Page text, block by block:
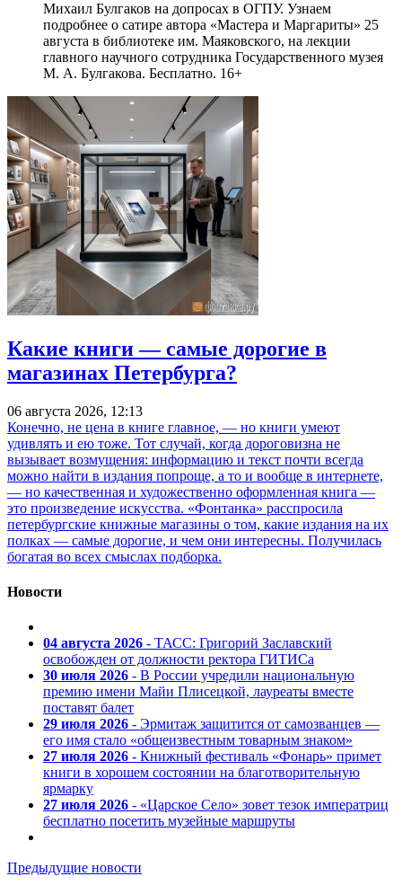
Михаил Булгаков на допросах в ОГПУ. Узнаем
подробнее о сатире автора «Мастера и Маргариты» 25
августа в библиотеке им. Маяковского, на лекции
главного научного сотрудника Государственного музея
М. А. Булгакова. Бесплатно. 16+
Какие книги — самые дорогие в
магазинах Петербурга?
06 августа 2026, 12:13
Конечно, не цена в книге главное, — но книги умеют
удивлять и ею тоже. Тот случай, когда дороговизна не
вызывает возмущения: информацию и текст почти всегда
можно найти в издания попроще, а то и вообще в интернете,
— но качественная и художественно оформленная книга —
это произведение искусства. «Фонтанка» расспросила
петербургские книжные магазины о том, какие издания на их
полках — самые дорогие, и чем они интересны. Получилась
богатая во всех смыслах подборка.
Новости
04 августа 2026 - ТАСС: Григорий Заславский
освобожден от должности ректора ГИТИСа
30 июля 2026 - В России учредили национальную
премию имени Майи Плисецкой, лауреаты вместе
поставят балет
29 июля 2026 - Эрмитаж защитится от самозванцев —
его имя стало «общеизвестным товарным знаком»
27 июля 2026 - Книжный фестиваль «Фонарь» примет
книги в хорошем состоянии на благотворительную
ярмарку
27 июля 2026 - «Царское Село» зовет тезок императриц
бесплатно посетить музейные маршруты
Предыдущие новости